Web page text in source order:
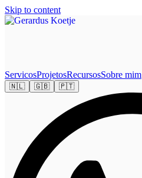
Skip to content
ServicosProjetosRecursosSobre mim
🇳🇱 🇬🇧 🇵🇹